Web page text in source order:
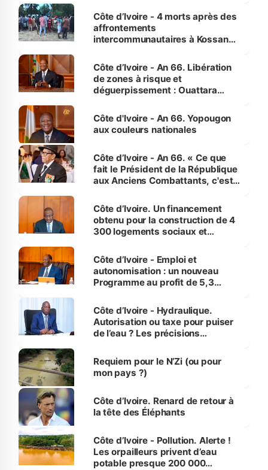
générations futures »
Côte d’Ivoire - 4 morts après des
affrontements
intercommunautaires à Kossandji
milieu des sinistrés
Côte d’Ivoire - An 66. Libération
de zones à risque et
déguerpissement : Ouattara
l'Etat de droit pour préserver les
vies humaines »
Côte d'Ivoire - An 66. Yopougon
aux couleurs nationales
Côte d’Ivoire - An 66. « Ce que
fait le Président de la République
aux Anciens Combattants, c'est
Côte d’Ivoire. Un financement
obtenu pour la construction de 4
300 logements sociaux et
et Yamoussoukro
Côte d’Ivoire - Emploi et
autonomisation : un nouveau
Programme au profit de 5,3
Côte d’Ivoire - Hydraulique.
Autorisation ou taxe pour puiser
de l’eau ? Les précisions
Requiem pour le N’Zi (ou pour
mon pays ?)
Côte d’Ivoire. Renard de retour à
la tête des Éléphants
Côte d’Ivoire - Pollution. Alerte !
Les orpailleurs privent d’eau
potable presque 200 000